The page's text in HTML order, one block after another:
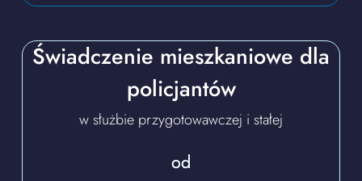
Świadczenie mieszkaniowe dla
policjantów
w służbie przygotowawczej i stałej
od